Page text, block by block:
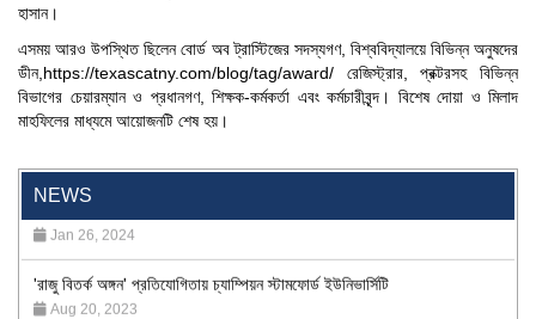
NEWS
Jan 26, 2024
Aug 20, 2023
হাসান।
এসময় আরও উপস্থিত ছিলেন বোর্ড অব ট্রাস্টিজের সদস্যগণ, বিশ্ববিদ্যালয়ে বিভিন্ন অনুষদের
ডীন, https://texascatny.com/blog/tag/award/ রেজিস্ট্রার, প্রক্টরসহ বিভিন্ন
বিভাগের চেয়ারম্যান ও প্রধানগণ, শিক্ষক-কর্মকর্তা এবং কর্মচারীবৃন্দ। বিশেষ দোয়া ও মিলাদ
মাহফিলের মাধ্যমে আয়োজনটি শেষ হয়।